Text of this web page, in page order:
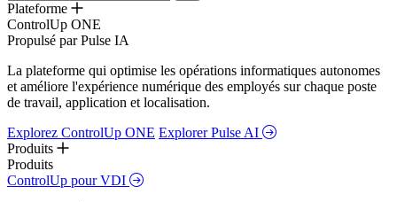
Plateforme
ControlUp ONE
Propulsé par Pulse IA
La plateforme qui optimise les opérations informatiques autonomes
et améliore l'expérience numérique des employés sur chaque poste
de travail, application et localisation.
Explorez ControlUp ONE Explorer Pulse AI
Produits
Produits
ControlUp pour VDI